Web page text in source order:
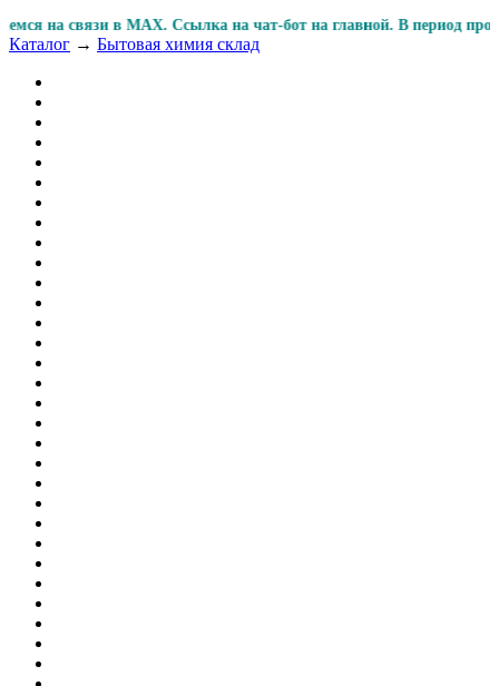
на связи в MAX. Ссылка на чат-бот на главной. В
Каталог → Бытовая химия склад